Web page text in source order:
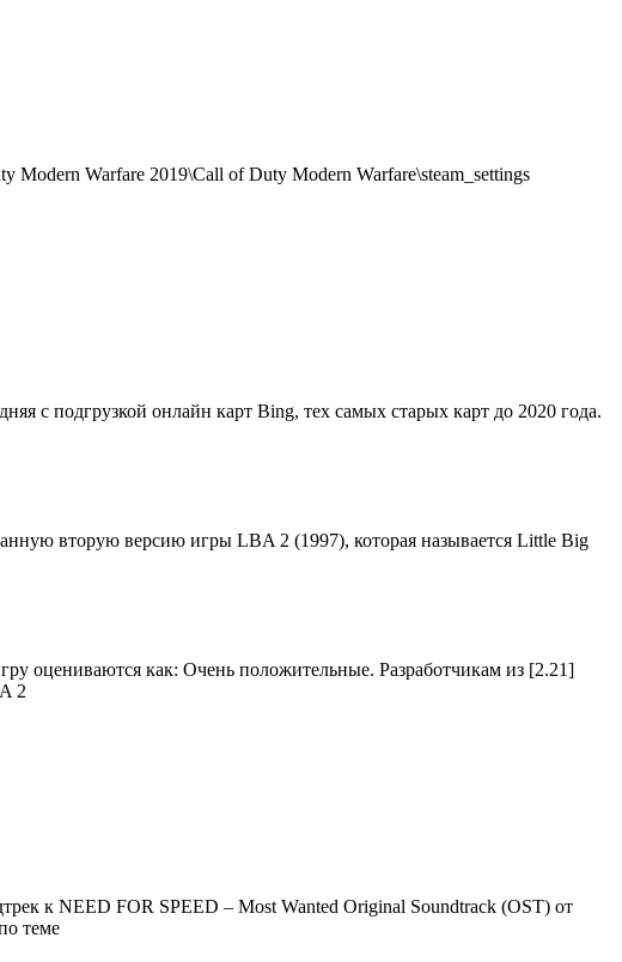
Modern Warfare 2019\Call of Duty Modern Warfare\steam_settings
с подгрузкой онлайн карт Bing, тех самых старых карт до 2020 года.
вторую версию игры LBA 2 (1997), которая называется Little Big
оцениваются как: Очень положительные. Разработчикам из [2.21]
2
к NEED FOR SPEED – Most Wanted Original Soundtrack (OST) от
теме